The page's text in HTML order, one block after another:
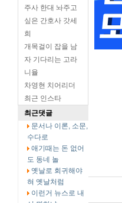
주사 한대 놔주고
싶은 간호사 갓세
희
개목걸이 잡을 남
자 기다리는 고라
니율
차영현 치어리더
최근 인스타
최근댓글
문서나 이론, 소문,
수다로
애기때는 돈 없어
도 동네 놀
옛날로 회귀해야
혀 옛날처럼
이런거 뉴스로 내